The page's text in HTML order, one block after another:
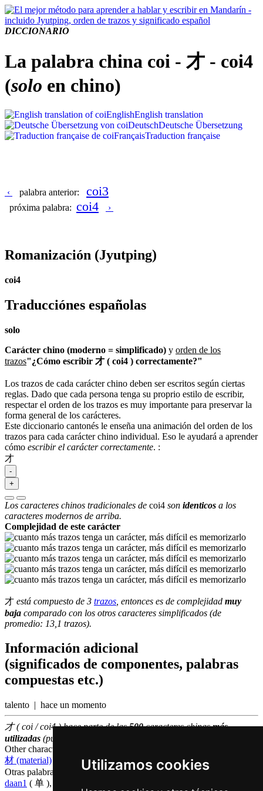
Utilizamos cookies
DICCIONARIO
La palabra china coi - 才 - coi4
(solo en chino)
EnglishEnglish translation
DeutschDeutsche Übersetzung
FrançaisTraduction française
‹ palabra anterior: coi3
próxima palabra: coi4 ›
Romanización (Jyutping)
coi4
Traducciónes españolas
solo
Carácter chino (moderno = simplificado) y orden de los
trazos"¿Cómo escribir 才 ( coi4 ) correctamente?"
Los trazos de cada carácter chino deben ser escritos según ciertas
reglas. Dado que cada persona tenga su proprio estilo de escribir,
respectar el orden de los trazos es muy importante para preservar la
forma general de los carácteres.
Este diccionario cantonés le enseña una animación del orden de los
trazos para cada carácter chino individual. Eso le ayudará a aprender
cómo escribir el carácter correctamente. :
才
-
+
Los caracteres chinos tradicionales de coi4 son identicos a los
caracteres modernos de arriba.
Complejidad de este carácter
才 está compuesto de 3 trazos , entonces es de complejidad muy
baja comparado con los otros caracteres simplificados (de
promedio: 13,1 trazos).
Información adicional
(significados de componentes, palabras
compuestas etc.)
talento | hace un momento
才 ( coi / coi4 ) hace parte de las500caracteres chinasmás
utilizadas (puesto número
Other characters that are pronounced
材 (material)
裁 (cortar)
Otras palabras que también significansolo en chino
daan1 ( 单 ),